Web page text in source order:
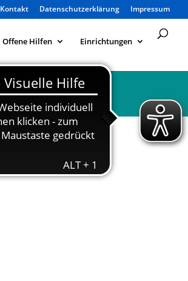
Kontakt Datenschutzerklärung Impressum
Offene Hilfen Einrichtungen